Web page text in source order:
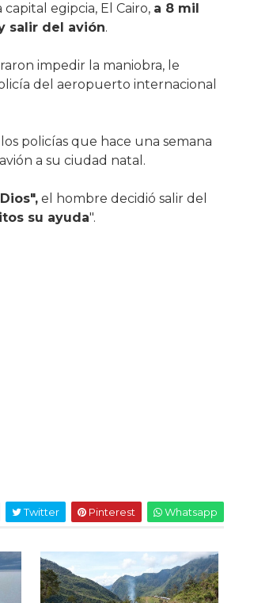
egipcia, El Cairo, a 8 mil
salir del avión.
impedir la maniobra, le
del aeropuerto internacional
policías que hace una semana
a su ciudad natal.
el hombre decidió salir del
su ayuda".
Twitter Pinterest Whatsapp